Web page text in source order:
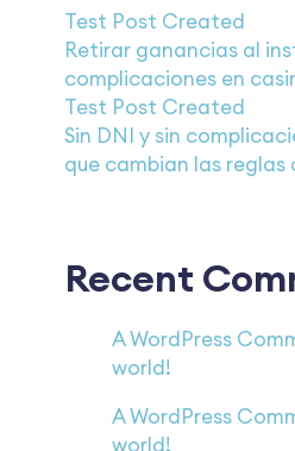
Test Post Created
Retirar ganancias al
complicaciones en
Test Post Created
Sin DNI y sin
que cambian las reglas
Recent
A WordPress
world!
A WordPress
world!